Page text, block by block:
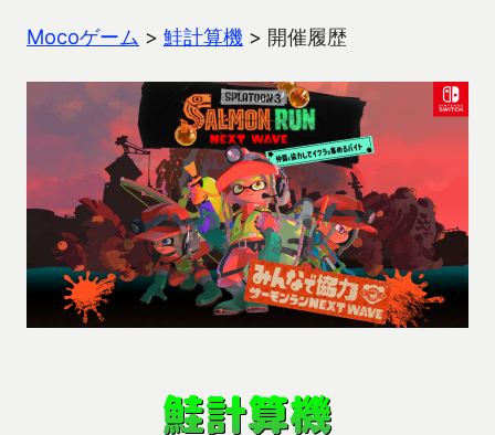
Mocoゲーム > 鮭計算機 > 開催履歴